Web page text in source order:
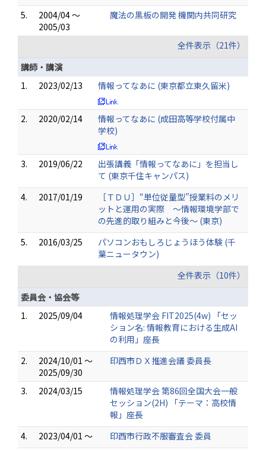
5.
2004/04 ～
2005/03
魔法の黒板の開発 機関内共同研究
全件表示（21件）
講師・講演
1.
2023/02/13 情報ってなあに (東京都立東久留米)
2. 2020/02/14
情報ってなあに (成田高等学校付属中
学校)
3. 2019/06/22
出張講義「情報ってなあに」を担当し
て (東京千住キャンパス)
4.
2017/01/19
［ＴＤＵ］“単位従量型”授業料のメリ
ットと運用の実際 ～情報環境学部で
の先進的取り組みと今後～ (東京)
5.
2016/03/25
パソコンおもしろじょうほう体験 (千
葉ニュータウン)
全件表示（10件）
委員会・協会等
1.
2025/09/04
情報処理学会 FIT2025(4w) 「セッ
ション名: 情報教育における生成AI
の利用」座長
2.
2024/10/01 ～
2025/09/30
印西市ＤＸ推進会議 委員長
3. 2024/03/15
情報処理学会 第86回全国大会一般
セッション(2H) 「テーマ：高校情
報」座長
4.
2023/04/01 ～
印西市行政不服審査会 委員